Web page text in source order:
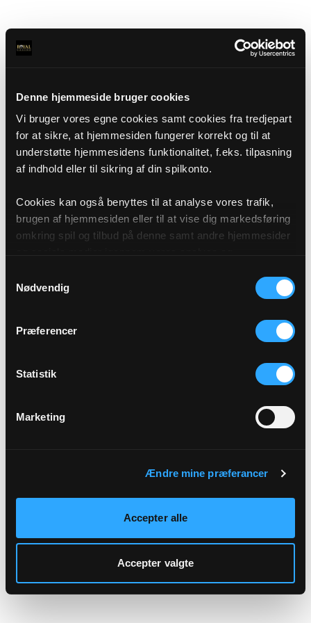
Denne hjemmeside bruger cookies
Vi bruger vores egne cookies samt cookies fra tredjepart
for at sikre, at hjemmesiden fungerer korrekt og til at
understøtte hjemmesidens funktionalitet, f.eks. tilpasning
af indhold eller til sikring af din spilkonto.
Cookies kan også benyttes til at analyse vores trafik,
brugen af hjemmesiden eller til at vise dig markedsføring
omkring spil og tilbud på denne samt andre hjemmesider
af cookies under "Detaljer" eller ved at klikke videre til
vores Cookiepolitik, som du finder i bunden af vores
Nødvendig
Præferencer
Statistik
Marketing
Ændre mine præferancer
Accepter alle
Accepter valgte